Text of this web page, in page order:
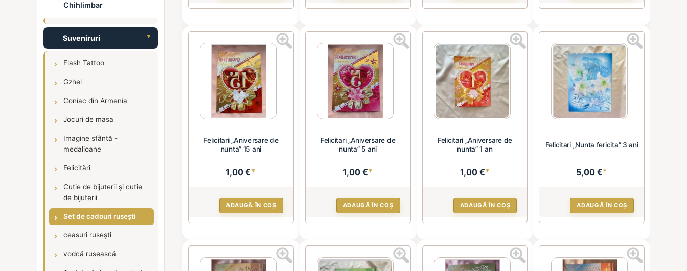
Chihlimbar
Suveniruri
Flash Tattoo
Gzhel
Coniac din Armenia
Jocuri de masa
Imagine sfântă -
medalioane
Felicitări
Cutie de bijuterii și cutie
de bijuterii
Set de cadouri rusești
ceasuri rusești
vodcă rusească
Felicitari „Aniversare de
nunta” 15 ani
1,00 €*
ADAUGĂ ÎN COȘ
Felicitari „Aniversare de
nunta” 5 ani
1,00 €*
ADAUGĂ ÎN COȘ
Felicitari „Aniversare de
nunta” 1 an
1,00 €*
ADAUGĂ ÎN COȘ
Felicitari „Nunta fericita” 3 ani
5,00 €*
ADAUGĂ ÎN COȘ